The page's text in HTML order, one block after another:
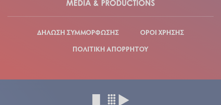
ΔΗΛΩΣΗ ΣΥΜΜΟΡΦΩΣΗΣ
ΟΡΟΙ ΧΡΗΣΗΣ
ΠΟΛΙΤΙΚΗ ΑΠΟΡΡΗΤΟΥ